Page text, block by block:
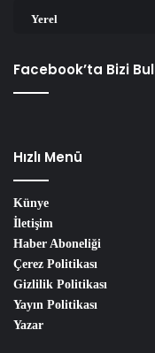
Yerel
Facebook’ta Bizi
Hızlı Menü
Künye
İletişim
Haber Aboneliği
Çerez Politikası
Gizlilik Politikası
Yayın Politikası
Yazar